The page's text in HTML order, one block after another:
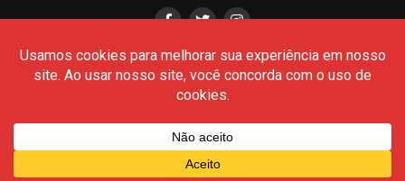
HOME CIDADES POLÍCIA POLÍTICA
AMAZONAS
CULTURA
Todos os Direitos Reservados- © 2026 - Portal NDC